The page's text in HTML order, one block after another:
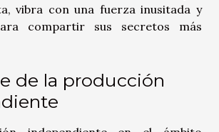
vibra con una fuerza inusitada y
compartir sus secretos más
de la producción